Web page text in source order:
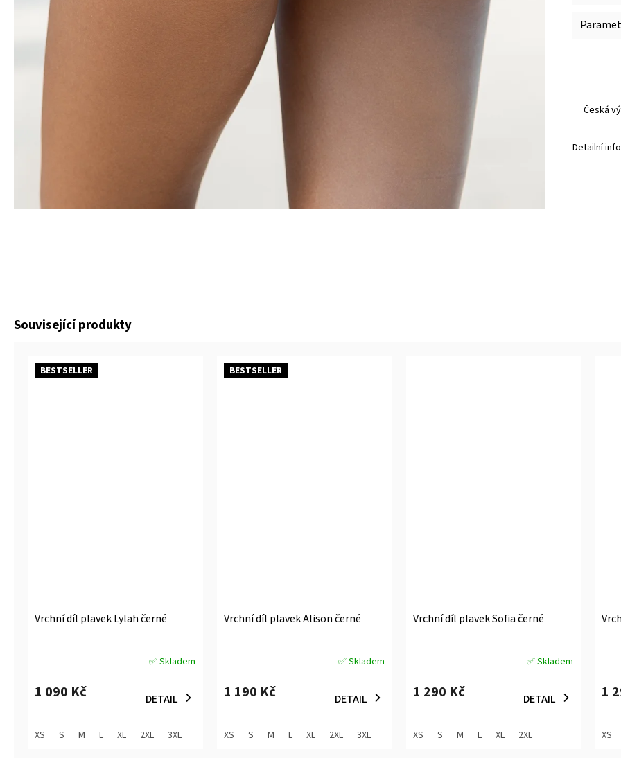
Česká
Detailní
Související produkty
BESTSELLER
Vrchní díl plavek Lylah černé
produktu
z
5
✅ Skladem
1 090 Kč DETAIL
XS S M L XL 2XL 3XL
BESTSELLER
Vrchní díl plavek Alison černé
produktu
z
5
✅ Skladem
1 190 Kč DETAIL
XS S M L XL 2XL 3XL
Vrchní díl plavek Sofia černé
produktu
z
5
✅ Skladem
1 290 Kč DETAIL
XS S M L XL 2XL
z
5
1
XS